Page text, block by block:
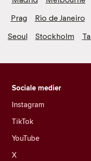
Prag
Rio de Janeiro
Seoul
Stockholm
Sociale medier
Instagram
TikTok
YouTube
X